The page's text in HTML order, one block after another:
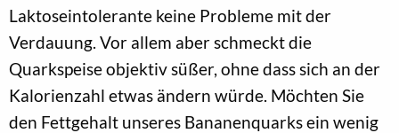
Laktoseintolerante keine Probleme mit der
Verdauung. Vor allem aber schmeckt die
Quarkspeise objektiv süßer, ohne dass sich an der
Kalorienzahl etwas ändern würde. Möchten Sie
den Fettgehalt unseres Bananenquarks ein wenig